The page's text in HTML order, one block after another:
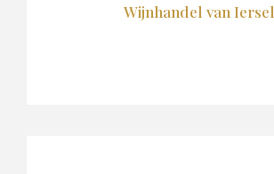
Wijnhandel van Iersel